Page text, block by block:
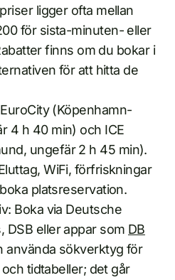
ligger ofta mellan
för sista-minuten- eller
finns om du bokar i
för att hitta de
(Köpenhamn-
4 h 40 min) och ICE
ungefär 2 h 45 min).
WiFi, förfriskningar
platsreservation.
Boka via Deutsche
DSB eller appar som DB
använda sökverktyg för
tidtabeller; det går